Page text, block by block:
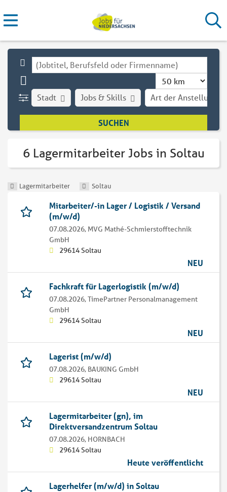
Stadt Art der Anstellung
Jobs & Skills
6 Lagermitarbeiter Jobs in Soltau
Lagermitarbeiter Soltau
Mitarbeiter/-in Lager / Logistik / Versand
(m/w/d)
07.08.2026, MVG Mathé-Schmierstofftechnik
GmbH
29614 Soltau
NEU
Fachkraft für Lagerlogistik (m/w/d)
07.08.2026,TimePartner Personalmanagement
GmbH
29614 Soltau
NEU
Lagerist (m/w/d)
07.08.2026, BAUKING GmbH
29614 Soltau
NEU
Lagermitarbeiter (gn), im
Direktversandzentrum Soltau
07.08.2026, HORNBACH
29614 Soltau
Heute veröffentlicht
Lagerhelfer (m/w/d) in Soltau